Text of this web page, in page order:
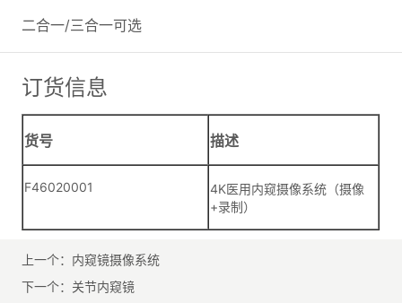
上一个： 内窥镜摄像系统
下一个： 关节内窥镜